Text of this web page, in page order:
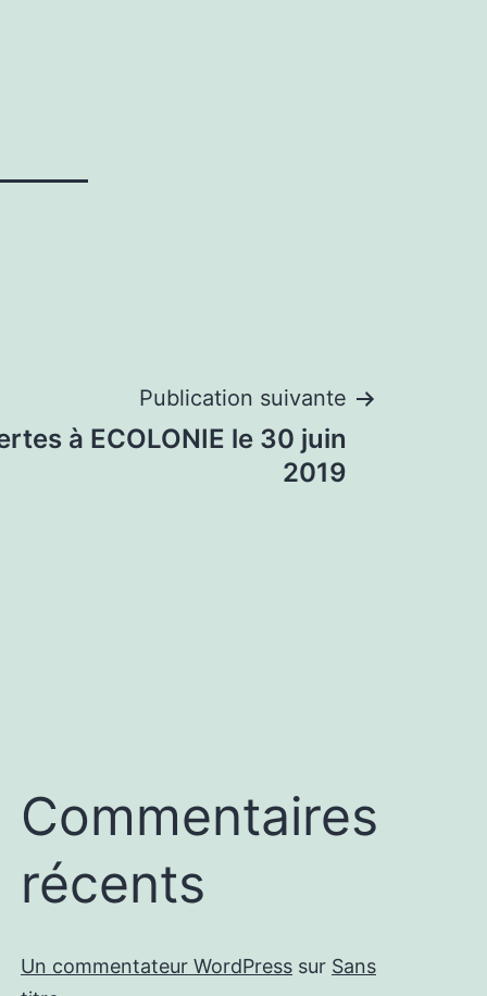
Publication suivante
à ECOLONIE le 30 juin
2019
Commentaires
récents
Un commentateur WordPress sur Sans